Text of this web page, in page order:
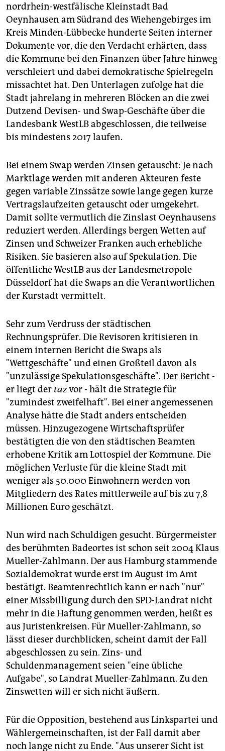
nordrhein-westfälische Kleinstadt Bad
Oeynhausen am Südrand des Wiehengebirges im
Kreis Minden-Lübbecke hunderte Seiten interner
Dokumente vor, die den Verdacht erhärten, dass
die Kommune bei den Finanzen über Jahre hinweg
verschleiert und dabei demokratische Spielregeln
missachtet hat. Den Unterlagen zufolge hat die
Stadt jahrelang in mehreren Blöcken an die zwei
Dutzend Devisen- und Swap-Geschäfte über die
Landesbank WestLB abgeschlossen, die teilweise
bis mindestens 2017 laufen.
Bei einem Swap werden Zinsen getauscht: Je nach
Marktlage werden mit anderen Akteuren feste
gegen variable Zinssätze sowie lange gegen kurze
Vertragslaufzeiten getauscht oder umgekehrt.
Damit sollte vermutlich die Zinslast Oeynhausens
reduziert werden. Allerdings bergen Wetten auf
Zinsen und Schweizer Franken auch erhebliche
Risiken. Sie basieren also auf Spekulation. Die
öffentliche WestLB aus der Landesmetropole
Düsseldorf hat die Swaps an die Verantwortlichen
der Kurstadt vermittelt.
Sehr zum Verdruss der städtischen
Rechnungsprüfer. Die Revisoren kritisieren in
einem internen Bericht die Swaps als
"Wettgeschäfte" und einen Großteil davon als
"unzulässige Spekulationsgeschäfte". Der Bericht -
er liegt der tazvor - hält die Strategie für
"zumindest zweifelhaft". Bei einer angemessenen
Analyse hätte die Stadt anders entscheiden
müssen. Hinzugezogene Wirtschaftsprüfer
bestätigten die von den städtischen Beamten
erhobene Kritik am Lottospiel der Kommune. Die
möglichen Verluste für die kleine Stadt mit
weniger als 50.000 Einwohnern werden von
Mitgliedern des Rates mittlerweile auf bis zu 7,8
Millionen Euro geschätzt.
Nun wird nach Schuldigen gesucht. Bürgermeister
des berühmten Badeortes ist schon seit 2004 Klaus
Mueller-Zahlmann. Der aus Hamburg stammende
Sozialdemokrat wurde erst im August im Amt
bestätigt. Beamtenrechtlich kann er nach "nur"
einer Missbilligung durch den SPD-Landrat nicht
mehr in die Haftung genommen werden, heißt es
aus Juristenkreisen. Für Mueller-Zahlmann, so
lässt dieser durchblicken, scheint damit der Fall
abgeschlossen zu sein. Zins- und
Schuldenmanagement seien "eine übliche
Aufgabe", so Landrat Mueller-Zahlmann. Zu den
Zinswetten will er sich nicht äußern.
Für die Opposition, bestehend aus Linkspartei und
Wählergemeinschaften, ist der Fall damit aber
noch lange nicht zu Ende. "Aus unserer Sicht ist